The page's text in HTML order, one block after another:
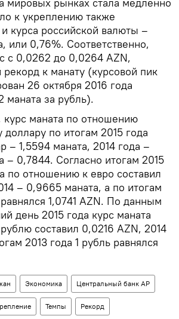
мировых рынках стала медленно
к укреплению также
курса российской валюты –
или 0,76%. Соответственно,
с 0,0262 до 0,0264 AZN,
к манату (курсовой пик
26 октября 2016 года
маната за рубль).
маната по отношению
по итогам 2015 года
– 1,5594 маната, 2014 года –
– 0,7844. Согласно итогам 2015
по отношению к евро составил
– 0,9665 маната, а по итогам
1,0741 AZN. По данным
день 2015 года курс маната
составил 0,0216 AZN, 2014
2013 года 1 рубль равнялся
Экономика Центральный банк АР
Темпы Рекорд